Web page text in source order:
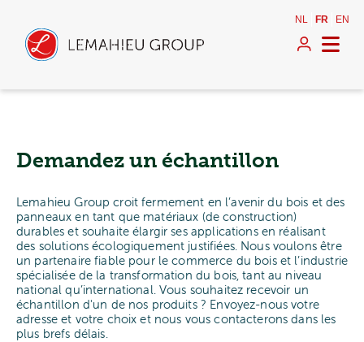
NL FR EN
Demandez un échantillon
Lemahieu Group croit fermement en l’avenir du bois et des
panneaux en tant que matériaux (de construction)
durables et souhaite élargir ses applications en réalisant
des solutions écologiquement justifiées. Nous voulons être
un partenaire fiable pour le commerce du bois et l’industrie
spécialisée de la transformation du bois, tant au niveau
national qu’international. Vous souhaitez recevoir un
échantillon d'un de nos produits ? Envoyez-nous votre
adresse et votre choix et nous vous contacterons dans les
plus brefs délais.